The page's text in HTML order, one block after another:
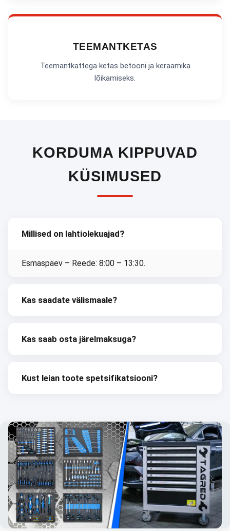
TEEMANTKETAS
Teemantkattega ketas betooni ja keraamika
lõikamiseks.
KORDUMA KIPPUVAD
KÜSIMUSED
Millised on lahtiolekuajad?
Esmaspäev – Reede: 8:00 – 13:30.
Kas saadate välismaale?
riikidesse.
Kas saab osta järelmaksuga?
ApplePay ja Google Pay kaudu.
Kust leian toote spetsifikatsiooni?
spetsifikatsioonileht.